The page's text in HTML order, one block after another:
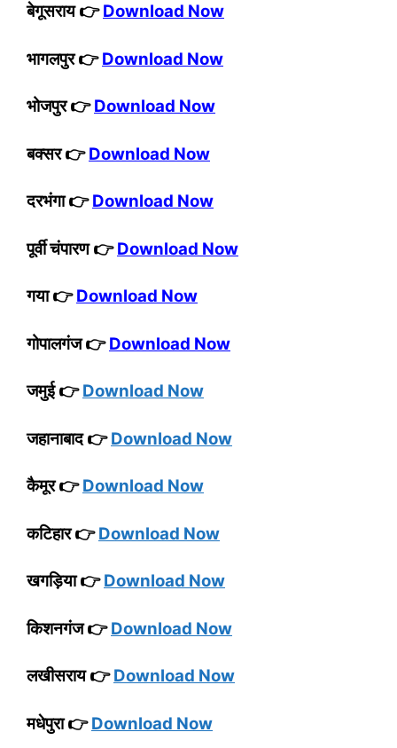
बेगूसराय 👉Download Now
भागलपुर 👉Download Now
भोजपुर 👉Download Now
बक्सर 👉Download Now
दरभंगा 👉Download Now
पूर्वी चंपारण 👉Download Now
गया 👉Download Now
गोपालगंज 👉Download Now
जमुई 👉Download Now
जहानाबाद 👉Download Now
कैमूर 👉Download Now
कटिहार 👉Download Now
खगड़िया 👉Download Now
किशनगंज 👉Download Now
लखीसराय 👉Download Now
मधेपुरा 👉Download Now